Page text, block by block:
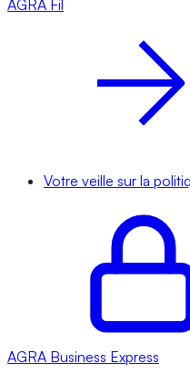
AGRA Fil
Votre veille sur la
AGRA Business Express